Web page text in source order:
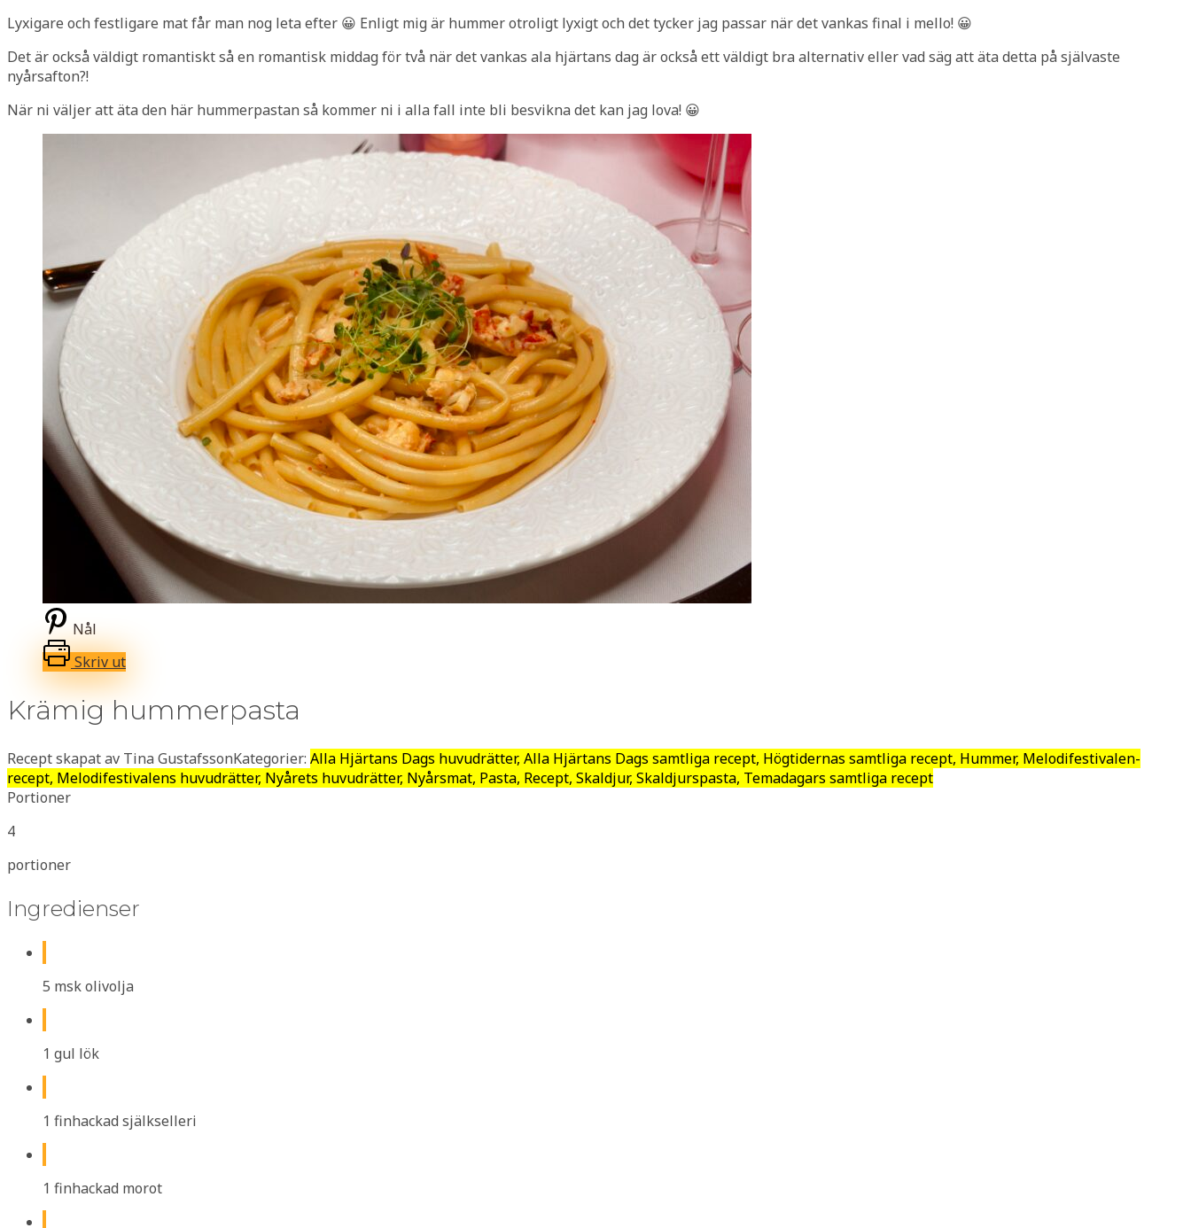
Lyxigare och festligare mat får man nog leta efter 😀 Enligt mig är hummer otroligt lyxigt och det tycker jag passar när det vankas final i mello! 😀
Det är också väldigt romantiskt så en romantisk middag för två när det vankas ala hjärtans dag är också ett väldigt bra alternativ eller vad säg att äta detta på självaste
nyårsafton?!
När ni väljer att äta den här hummerpastan så kommer ni i alla fall inte bli besvikna det kan jag lova! 😀
Nål
Skriv ut
Krämig hummerpasta
Recept skapat av Tina GustafssonKategorier: Alla Hjärtans Dags huvudrätter, Alla Hjärtans Dags samtliga recept, Högtidernas samtliga recept, Hummer, Melodifestivalen-
recept, Melodifestivalens huvudrätter, Nyårets huvudrätter, Nyårsmat, Pasta, Recept, Skaldjur, Skaldjurspasta, Temadagars samtliga recept
Portioner
4
portioner
Ingredienser
5 msk olivolja
1 gul lök
1 finhackad själkselleri
1 finhackad morot